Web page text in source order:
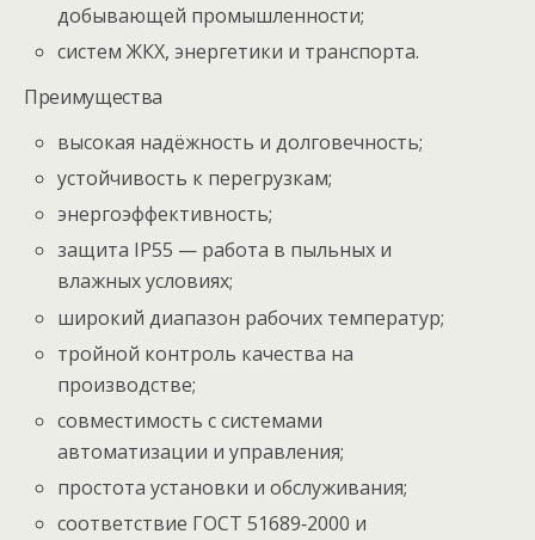
добывающей промышленности;
систем ЖКХ, энергетики и транспорта.
Преимущества
высокая надёжность и долговечность;
устойчивость к перегрузкам;
энергоэффективность;
защита IP55 — работа в пыльных и
влажных условиях;
широкий диапазон рабочих температур;
тройной контроль качества на
производстве;
совместимость с системами
автоматизации и управления;
простота установки и обслуживания;
соответствие ГОСТ 51689‑2000 и